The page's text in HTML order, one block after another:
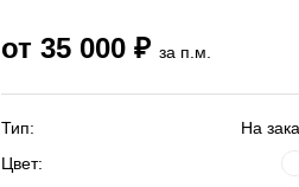
от 35 000 ₽за п.м.
Тип:
На
Цвет: